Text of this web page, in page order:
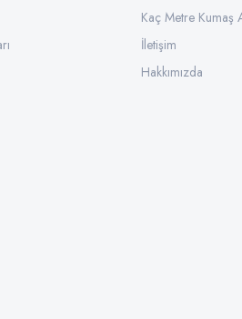
Kaç Metre Kumaş
İletişim
Hakkımızda